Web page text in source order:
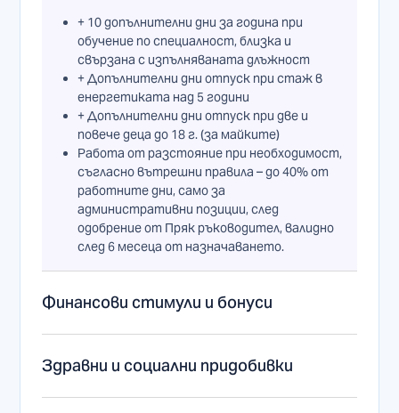
+ 10 допълнителни дни за година при
обучение по специалност, близка и
свързана с изпълняваната длъжност
+ Допълнителни дни отпуск при стаж в
енергетиката над 5 години
+ Допълнителни дни отпуск при две и
повече деца до 18 г. (за майките)
Работа от разстояние при необходимост,
съгласно вътрешни правила – до 40% от
работните дни, само за
административни позиции, след
одобрение от Пряк ръководител, валидно
след 6 месеца от назначаването.
Финансови стимули и бонуси
Ваучери за храна на стойност 102.26 €.
Годишен бонус за постигнати резултати
Бонус „Препоръчай ни кандидат“ –
Здравни и социални придобивки